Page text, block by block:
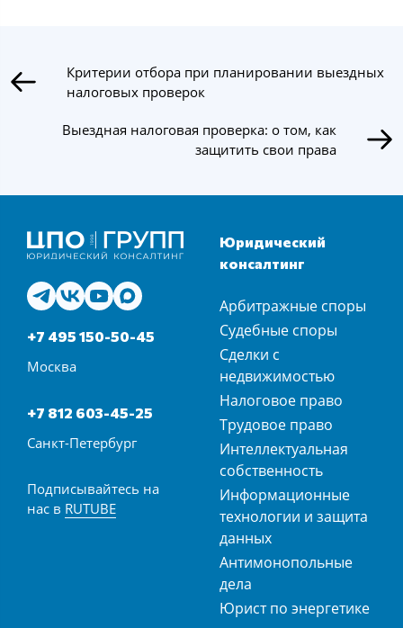
Критерии отбора при планировании выездных
налоговых проверок
Выездная налоговая проверка: о том, как
защитить свои права
+7 495 150-50-45
Москва
+7 812 603-45-25
Санкт-Петербург
Подписывайтесь на
нас в RUTUBE
Юридический
консалтинг
Арбитражные споры
Судебные споры
Сделки с
недвижимостью
Налоговое право
Трудовое право
Интеллектуальная
собственность
Информационные
технологии и защита
данных
Антимонопольные
дела
Юрист по энергетике